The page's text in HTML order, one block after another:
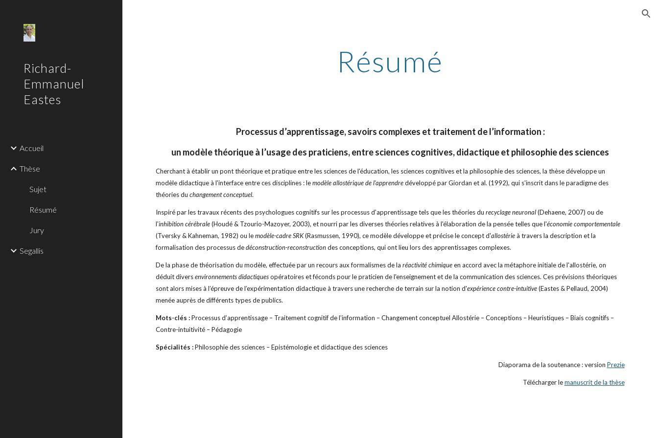
Richard-
Emmanuel
Eastes
Accueil
Thèse
Sujet
Résumé
Jury
Segallis
Résumé
Processus d’apprentissage, savoirs complexes et traitement de l’information :
un modèle théorique à l’usage des praticiens, entre sciences cognitives, didactique et philosophie des sciences
Cherchant à établir un pont théorique et pratique entre les sciences de l'éducation, les sciences cognitives et la philosophie des sciences, la thèse développe un
modèle didactique à l'interface entre ces disciplines : lemodèle allostérique de l'apprendredéveloppé par Giordan et al. (1992), qui s'inscrit dans le paradigme des
théories duchangement conceptuel.
Inspiré par les travaux récents des psychologues cognitifs sur les processus d'apprentissage tels que les théories durecyclage neuronal(Dehaene, 2007) ou de
l'inhibition cérébrale(Houdé & Tzourio-Mazoyer, 2003), et nourri par les diverses théories relatives à l'élaboration de la pensée telles que l'économie comportementale
(Tversky & Kahneman, 1982) ou lemodèle-cadre SRK(Rasmussen, 1990), ce modèle développe et précise le concept d'allostérieà travers la description et la
formalisation des processus dedéconstruction-reconstructiondes conceptions, qui ont lieu lors des apprentissages complexes.
De la phase de théorisation du modèle, effectuée par un recours aux formalismes de laréactivité chimiqueen accord avec la métaphore initiale de l'allostérie, on
déduit diversenvironnements didactiquesopératoires et féconds pour le praticien de l'enseignement et de la communication des sciences. Ces prévisions théoriques
sont alors mises à l’épreuve de l’expérimentation didactique à travers une recherche de terrain sur la notion d'expérience contre-intuitive(Eastes & Pellaud, 2004)
menée auprès de différents types de publics.
Mots-clés :Processus d’apprentissage – Traitement cognitif de l’information – Changement conceptuel Allostérie – Conceptions – Heuristiques – Biais cognitifs –
Contre-intuitivité – Pédagogie
Spécialités :Philosophie des sciences – Epistémologie et didactique des sciences
Diaporama de la soutenance : version Prezie
Télécharger le manuscrit de la thèse